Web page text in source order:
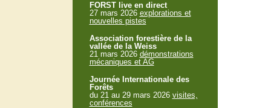
FORST live en direct
27 mars 2026 explorations et
nouvelles pistes
Association forestière de la
vallée de la Weiss
21 mars 2026 démonstrations
mécaniques et AG
Journée Internationale des
Forêts
du 21 au 29 mars 2026 visites,
conférences